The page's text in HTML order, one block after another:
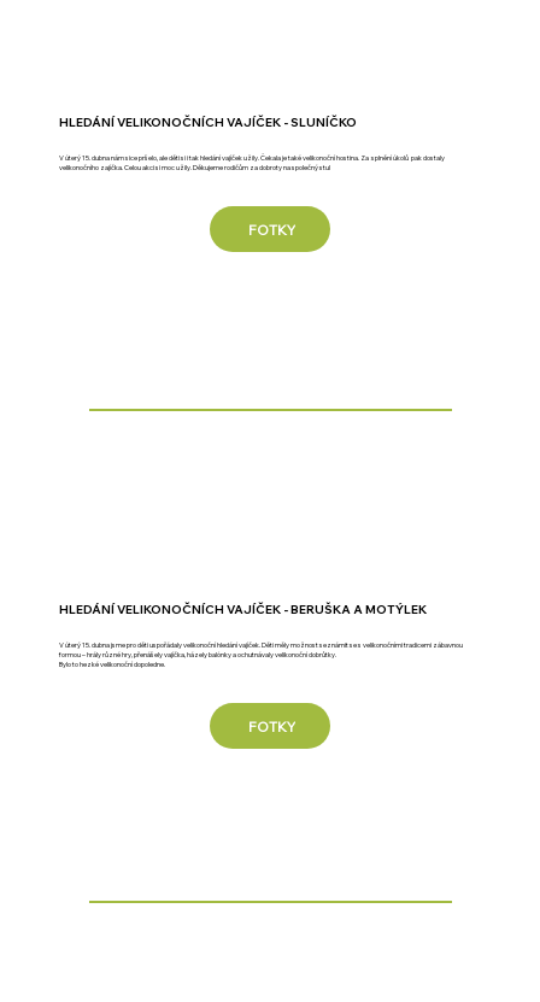
HLEDÁNÍ VELIKONOČNÍCH VAJÍČEK - SLUNÍČKO
V úterý 15. dubna nám sice pršelo, ale děti si i tak hledání vajíček užily. Čekala je také velikonoční hostina. Za splnění úkolů pak dostaly
velikonočního zajíčka. Celou akci si moc užily. Děkujeme rodičům za dobroty na společný stul
FOTKY
HLEDÁNÍ VELIKONOČNÍCH VAJÍČEK - BERUŠKA A MOTÝLEK
V úterý 15. dubna jsme pro děti uspořádaly velikonoční hledání vajíček. Děti měly možnost seznámit se s velikonočními tradicemi zábavnou
formou – hrály různé hry, přenášely vajíčka, házely balónky a ochutnávaly velikonoční dobrůtky.
Bylo to hezké velikonoční dopoledne.
FOTKY